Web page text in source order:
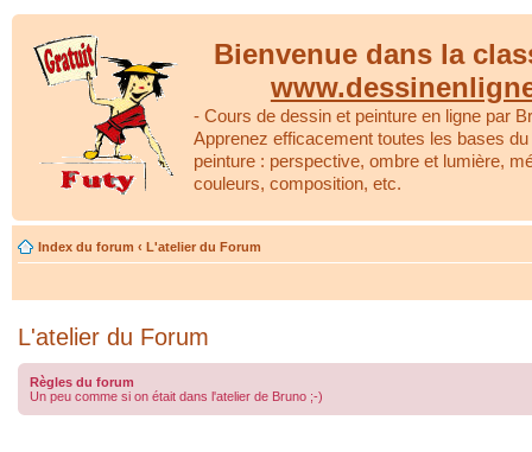
Bienvenue dans la
- Cours de dessin et peinture en ligne par
Apprenez efficacement toutes les bases
peinture : perspective, ombre et lumière,
couleurs, composition, etc.
Index du forum ‹ L'atelier du Forum
L'atelier du Forum
Règles du forum
Un peu comme si on était dans l'atelier de Bruno ;-)